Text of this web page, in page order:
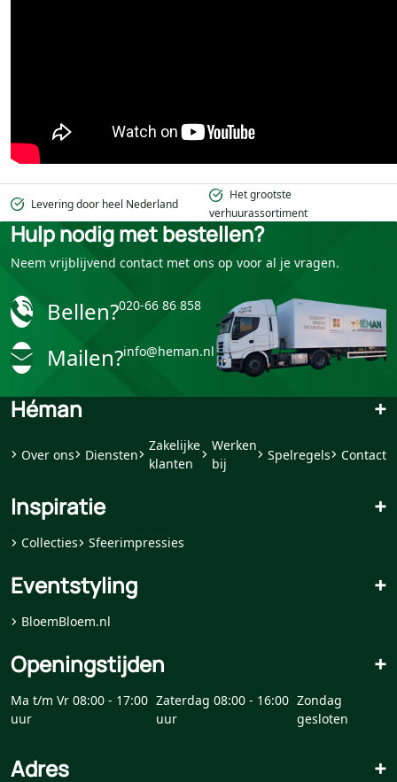
Levering door heel Nederland
Het grootste
verhuurassortiment
Hulp nodig met bestellen?
Neem vrijblijvend contact met ons op voor al je vragen.
Bellen?020-66 86 858
Mailen?info@heman.nl
Héman +
Over ons Diensten
Zakelijke
klanten
Werken
bij
Spelregels Contact
Inspiratie +
Collecties Sfeerimpressies
Eventstyling +
BloemBloem.nl
Openingstijden +
Ma t/m Vr 08:00 - 17:00
uur
Zaterdag 08:00 - 16:00
uur
Zondag
gesloten
Adres +